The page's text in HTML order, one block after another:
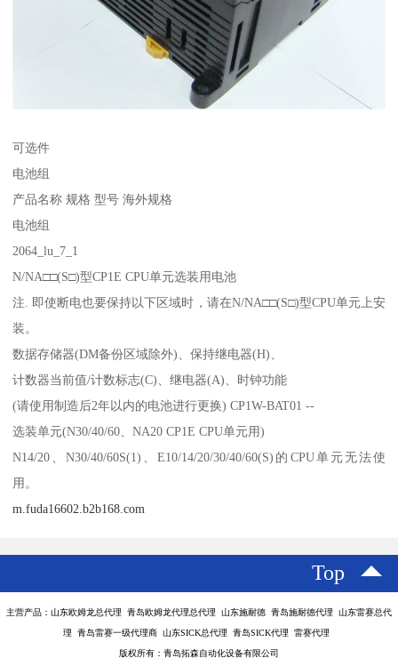
可选件
电池组
产品名称 规格 型号 海外规格
电池组
2064_lu_7_1
N/NA□□(S□)型CP1E CPU单元选装用电池
注. 即使断电也要保持以下区域时，请在N/NA□□(S□)型CPU单元上安
装。
数据存储器(DM备份区域除外)、保持继电器(H)、
计数器当前值/计数标志(C)、继电器(A)、时钟功能
(请使用制造后2年以内的电池进行更换) CP1W-BAT01 --
选装单元(N30/40/60、NA20 CP1E CPU单元用)
N14/20、N30/40/60S(1)、E10/14/20/30/40/60(S)的CPU单元无法使
用。
m.fuda16602.b2b168.com
Top
主营产品：山东欧姆龙总代理 青岛欧姆龙代理总代理 山东施耐德 青岛施耐德代理 山东雷赛总代
理 青岛雷赛一级代理商 山东SICK总代理 青岛SICK代理 雷赛代理
版权所有：青岛拓森自动化设备有限公司